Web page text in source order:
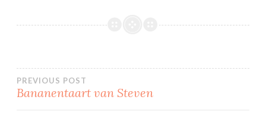
Bericht
PREVIOUS POST
Bananentaart van Steven